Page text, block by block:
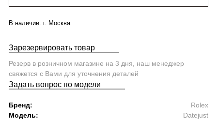
В наличии: г. Москва
Зарезервировать товар
Резерв в розничном магазине на 3 дня, наш менеджер
свяжется с Вами для уточнения деталей
Задать вопрос по модели
Бренд:
Rolex
Модель:
Datejust